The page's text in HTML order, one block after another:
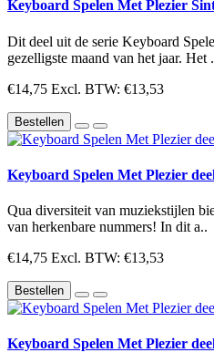
Keyboard Spelen Met Plezier
Dit deel uit de serie Keyboard
gezelligste maand van het jaar. Het
€14,75 Excl. BTW: €13,53
Bestellen
Keyboard Spelen Met Plezier
Qua diversiteit van muziekstijlen
van herkenbare nummers! In dit a..
€14,75 Excl. BTW: €13,53
Bestellen
Keyboard Spelen Met Plezier